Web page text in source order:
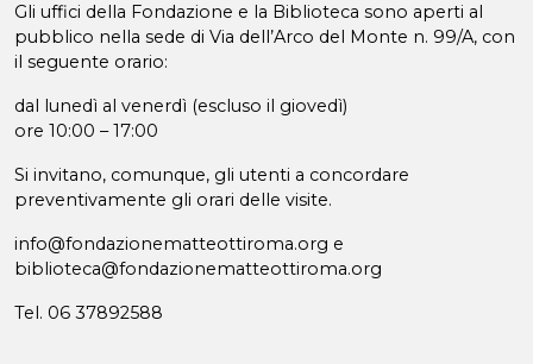
Gli uffici della Fondazione e la Biblioteca sono aperti al
pubblico nella sede di Via dell’Arco del Monte n. 99/A, con
il seguente orario:
dal lunedì al venerdì (escluso il giovedì)
ore 10:00 – 17:00
Si invitano, comunque, gli utenti a concordare
preventivamente gli orari delle visite.
info@fondazionematteottiroma.org e
biblioteca@fondazionematteottiroma.org
Tel. 06 37892588